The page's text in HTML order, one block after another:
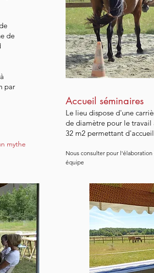
de
par
mythe
Accueil séminaires
Le lieu dispose d'une
de diamètre pour le travail
32 m2 permettant
Nous consulter pour l'élaboration
équipe